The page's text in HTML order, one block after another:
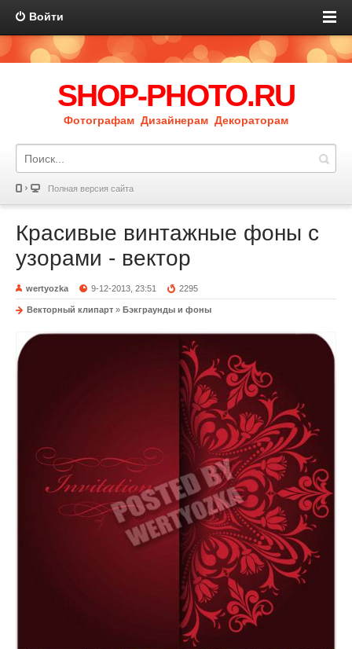
Войти
SHOP-PHOTO.RU
Фотографам Дизайнерам Декораторам
Полная версия сайта
Красивые винтажные фоны с
узорами - вектор
wertyozka 9-12-2013, 23:51 2295
Векторный клипарт » Бэкграунды и фоны